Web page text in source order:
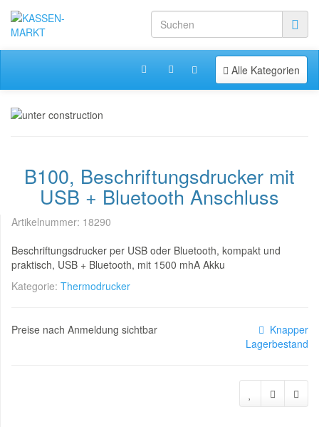
Toggle navigation
Alle Kategorien
B100, Beschriftungsdrucker mit
USB + Bluetooth Anschluss
Artikelnummer: 18290
Beschriftungsdrucker per USB oder Bluetooth, kompakt und
praktisch, USB + Bluetooth, mit 1500 mhA Akku
Kategorie: Thermodrucker
Preise nach Anmeldung sichtbar
Knapper
Lagerbestand